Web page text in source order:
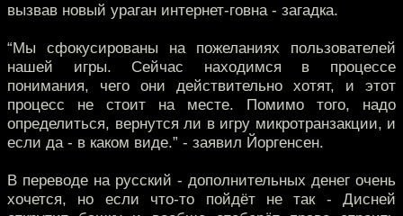
вызвав новый ураган интернет-говна - загадка.
“Мы сфокусированы на пожеланиях пользователей
нашей игры. Сейчас находимся в процессе
понимания, чего они действительно хотят, и этот
процесс не стоит на месте. Помимо того, надо
определиться, вернутся ли в игру микротранзакции, и
если да - в каком виде.” - заявил Йоргенсен.
В переводе на русский - дополнительных денег очень
хочется, но если что-то пойдёт не так - Дисней